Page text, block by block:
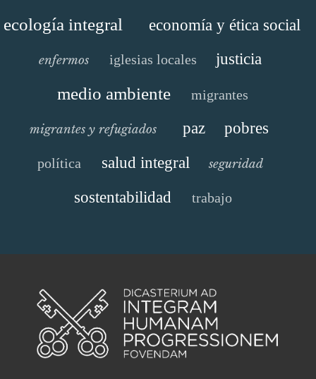
ecología integral economía y ética social
enfermos iglesias locales justicia
medio ambiente migrantes
migrantes y refugiados paz pobres
política salud integral seguridad
sostentabilidad trabajo